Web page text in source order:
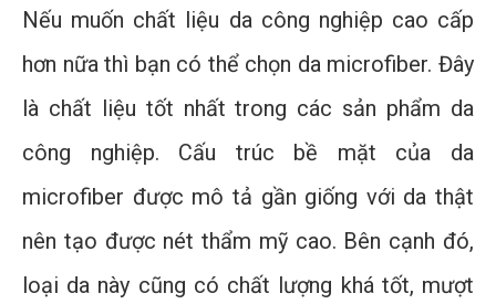
Nếu muốn chất liệu da công nghiệp cao cấp
hơn nữa thì bạn có thể chọn da microfiber. Đây
là chất liệu tốt nhất trong các sản phẩm da
công nghiệp. Cấu trúc bề mặt của da
microfiber được mô tả gần giống với da thật
nên tạo được nét thẩm mỹ cao. Bên cạnh đó,
loại da này cũng có chất lượng khá tốt, mượt